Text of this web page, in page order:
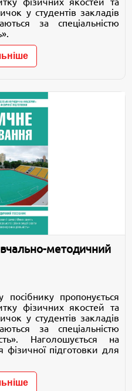
у студентів закладів
за спеціальністю
методичний
пропонується
фізичних якостей та
у студентів закладів
за спеціальністю
Наголошується на
фізичної підготовки для